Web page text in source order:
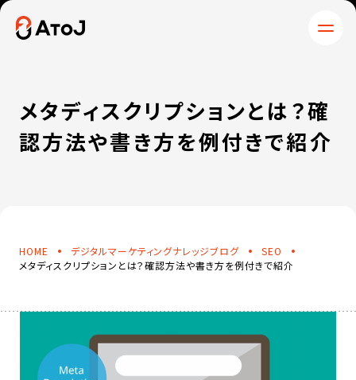
ナレッジブログ ニュース
WHITEPAPER
お役立ち資料
CONTACT
お問い合わせ
メタディスクリプションとは？確
認方法や書き方を例付きで紹介
HOME デジタルマーケティングナレッジブログ
SEO
メタディスクリプションとは？確認方法や書き方を例付きで紹介